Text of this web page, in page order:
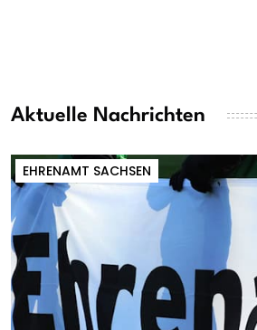
Aktuelle Nachrichten
EHRENAMT SACHSEN